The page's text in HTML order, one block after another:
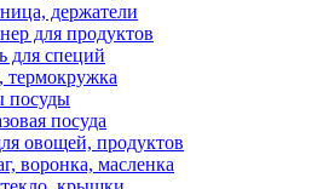
держатели
для продуктов
для специй
термокружка
посуды
посуда
овощей, продуктов
воронка, масленка